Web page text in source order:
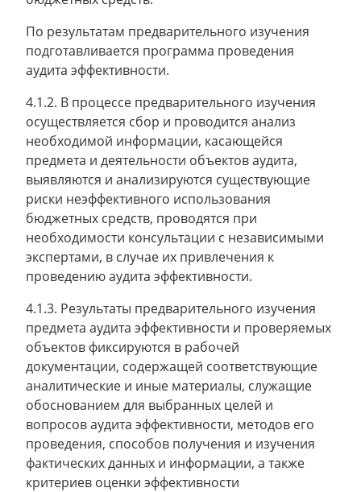
По результатам предварительного изучения
подготавливается программа проведения
аудита эффективности.
4.1.2. В процессе предварительного изучения
осуществляется сбор и проводится анализ
необходимой информации, касающейся
предмета и деятельности объектов аудита,
выявляются и анализируются существующие
риски неэффективного использования
бюджетных средств, проводятся при
необходимости консультации с независимыми
экспертами, в случае их привлечения к
проведению аудита эффективности.
4.1.3. Результаты предварительного изучения
предмета аудита эффективности и проверяемых
объектов фиксируются в рабочей
документации, содержащей соответствующие
аналитические и иные материалы, служащие
обоснованием для выбранных целей и
вопросов аудита эффективности, методов его
проведения, способов получения и изучения
фактических данных и информации, а также
критериев оценки эффективности